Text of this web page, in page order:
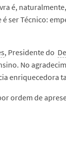
é,
ser Técnico:
, Presidente do
No
enriquecedora
ordem de